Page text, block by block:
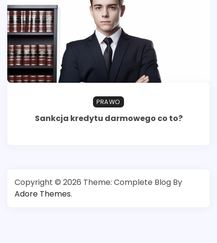
PRAWO
Sankcja kredytu darmowego co to?
Copyright © 2026 Theme: Complete Blog By
Adore Themes.